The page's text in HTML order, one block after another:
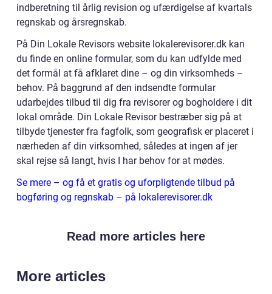
indberetning til årlig revision og ufærdigelse af kvartals
regnskab og årsregnskab.
På Din Lokale Revisors website lokalerevisorer.dk kan
du finde en online formular, som du kan udfylde med
det formål at få afklaret dine – og din virksomheds –
behov. På baggrund af den indsendte formular
udarbejdes tilbud til dig fra revisorer og bogholdere i dit
lokal område. Din Lokale Revisor bestræber sig på at
tilbyde tjenester fra fagfolk, som geografisk er placeret i
nærheden af din virksomhed, således at ingen af jer
skal rejse så langt, hvis I har behov for at mødes.
Se mere – og få et gratis og uforpligtende tilbud på
bogføring og regnskab – på lokalerevisorer.dk
Read more articles here
More articles